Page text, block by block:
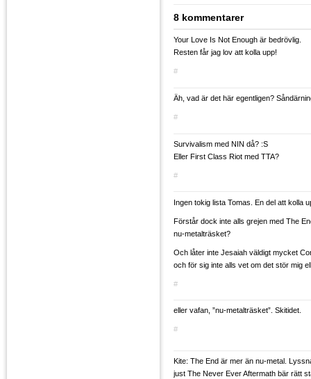
8 kommentarer
Your Love Is Not Enough är bedrövlig.
Resten får jag lov att kolla upp!
#
Äh, vad är det här egentligen?
#
Survivalism med NIN då? :S
Eller First Class Riot med TTA?
#
Ingen tokig lista Tomas. En del att kolla
Förstår dock inte alls grejen med The
nu-metalträsket?
Och låter inte Jesaiah väldigt mycket
och för sig inte alls vet om det stör mig
#
eller vafan, ”nu-metalträsket”. Skitidet.
#
Kite: The End är mer än nu-metal.
just The Never Ever Aftermath bär rätt